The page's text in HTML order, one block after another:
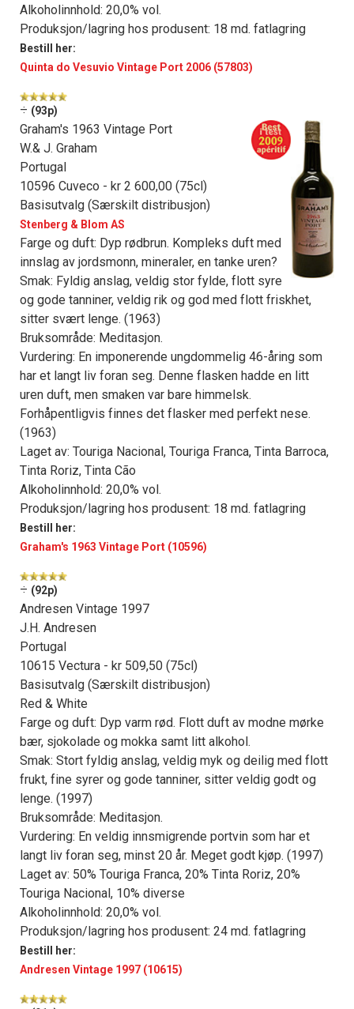
Alkoholinnhold: 20,0% vol.
Produksjon/lagring hos produsent: 18 md. fatlagring
Bestill her:
Quinta do Vesuvio Vintage Port 2006 (57803)
÷ (93p)
Graham's 1963 Vintage Port
W.& J. Graham
Portugal
10596 Cuveco - kr 2 600,00 (75cl)
Basisutvalg (Særskilt distribusjon)
Stenberg & Blom AS
Farge og duft: Dyp rødbrun. Kompleks duft med
innslag av jordsmonn, mineraler, en tanke uren?
Smak: Fyldig anslag, veldig stor fylde, flott syre
og gode tanniner, veldig rik og god med flott friskhet,
sitter svært lenge. (1963)
Bruksområde: Meditasjon.
Vurdering: En imponerende ungdommelig 46-åring som
har et langt liv foran seg. Denne flasken hadde en litt
uren duft, men smaken var bare himmelsk.
Forhåpentligvis finnes det flasker med perfekt nese.
(1963)
Laget av: Touriga Nacional, Touriga Franca, Tinta Barroca,
Tinta Roriz, Tinta Cão
Alkoholinnhold: 20,0% vol.
Produksjon/lagring hos produsent: 18 md. fatlagring
Bestill her:
Graham's 1963 Vintage Port (10596)
÷ (92p)
Andresen Vintage 1997
J.H. Andresen
Portugal
10615 Vectura - kr 509,50 (75cl)
Basisutvalg (Særskilt distribusjon)
Red & White
Farge og duft: Dyp varm rød. Flott duft av modne mørke
bær, sjokolade og mokka samt litt alkohol.
Smak: Stort fyldig anslag, veldig myk og deilig med flott
frukt, fine syrer og gode tanniner, sitter veldig godt og
lenge. (1997)
Bruksområde: Meditasjon.
Vurdering: En veldig innsmigrende portvin som har et
langt liv foran seg, minst 20 år. Meget godt kjøp. (1997)
Laget av: 50% Touriga Franca, 20% Tinta Roriz, 20%
Touriga Nacional, 10% diverse
Alkoholinnhold: 20,0% vol.
Produksjon/lagring hos produsent: 24 md. fatlagring
Bestill her:
Andresen Vintage 1997 (10615)